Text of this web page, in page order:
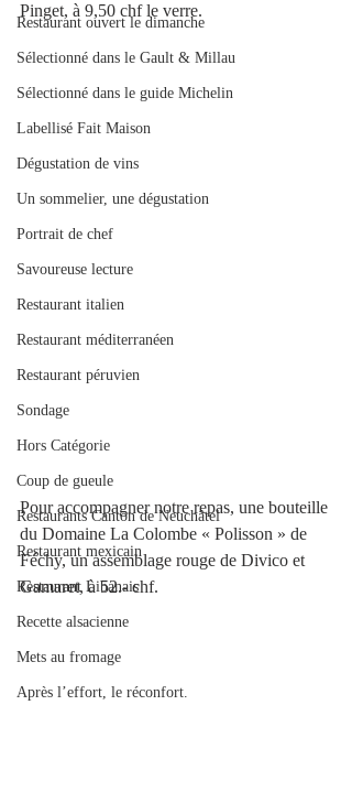
Restaurant ouvert le dimanche
Sélectionné dans le Gault & Millau
Sélectionné dans le guide Michelin
Labellisé Fait Maison
Dégustation de vins
Un sommelier, une dégustation
Portrait de chef
Savoureuse lecture
Restaurant italien
Restaurant méditerranéen
Restaurant péruvien
Sondage
Hors Catégorie
Coup de gueule
Restaurants Canton de Neuchâtel
Restaurant mexicain
Restaurant Libanais
Recette alsacienne
Mets au fromage
Après l’effort, le réconfort.
Pinget, à 9,50 chf le verre.
Pour accompagner notre repas, une bouteille
du Domaine La Colombe « Polisson » de
Féchy, un assemblage rouge de Divico et
Gamaret, à 52.- chf.